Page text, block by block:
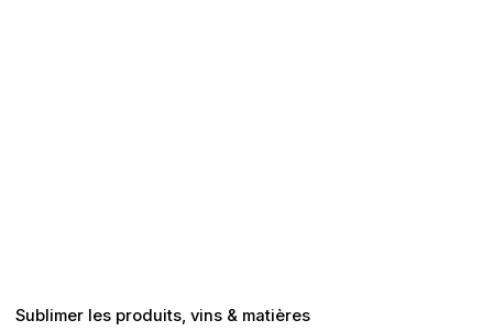
Sublimer les produits, vins & matières